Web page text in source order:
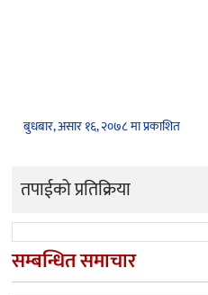
बुधबार, असार १६, २०७८ मा प्रकाशित
तपाईको प्रतिक्रिया
सम्बन्धित समाचार